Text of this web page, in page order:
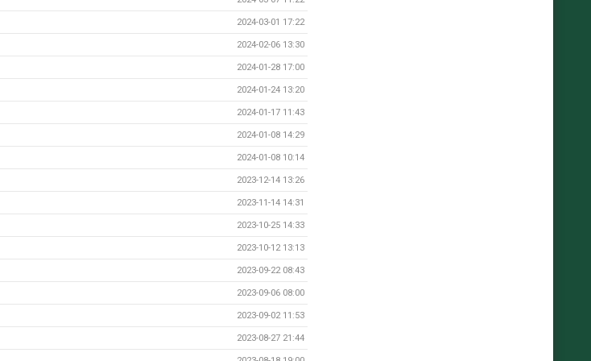
2024-03-01 17:22
2024-02-06 13:30
2024-01-28 17:00
2024-01-24 13:20
2024-01-17 11:43
2024-01-08 14:29
2024-01-08 10:14
2023-12-14 13:26
2023-11-14 14:31
2023-10-25 14:33
2023-10-12 13:13
2023-09-22 08:43
2023-09-06 08:00
2023-09-02 11:53
2023-08-27 21:44